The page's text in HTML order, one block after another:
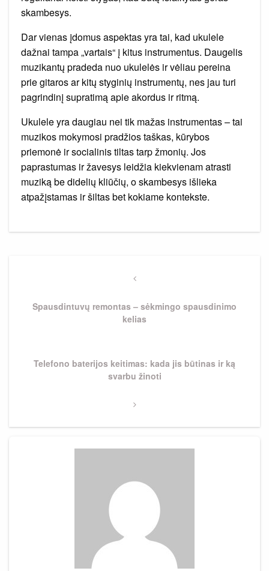
skambesys.
Dar vienas įdomus aspektas yra tai, kad ukulele
dažnai tampa „vartais“ į kitus instrumentus. Daugelis
muzikantų pradeda nuo ukulelės ir vėliau pereina
prie gitaros ar kitų styginių instrumentų, nes jau turi
pagrindinį supratimą apie akordus ir ritmą.
Ukulele yra daugiau nei tik mažas instrumentas – tai
muzikos mokymosi pradžios taškas, kūrybos
priemonė ir socialinis tiltas tarp žmonių. Jos
paprastumas ir žavesys leidžia kiekvienam atrasti
muziką be didelių kliūčių, o skambesys išlieka
atpažįstamas ir šiltas bet kokiame kontekste.
Previous
Spausdintuvų remontas – sėkmingo spausdinimo
kelias
Next
Telefono baterijos keitimas: kada jis būtinas ir ką
svarbu žinoti